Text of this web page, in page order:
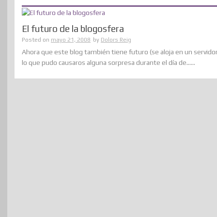
El futuro de la blogosfera
Posted on mayo 21, 2008 by Dolors Reig
Ahora que este blog también tiene futuro (se aloja en un
lo que pudo causaros alguna sorpresa durante el día de......